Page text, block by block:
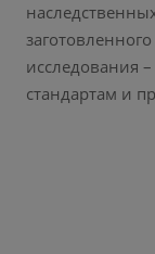
исследования –
стандартам и